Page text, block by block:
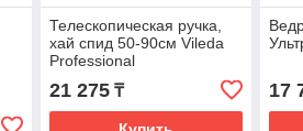
Телескопическая ручка,
хай спид 50-90см Vileda
Professional
21 275₸ 17